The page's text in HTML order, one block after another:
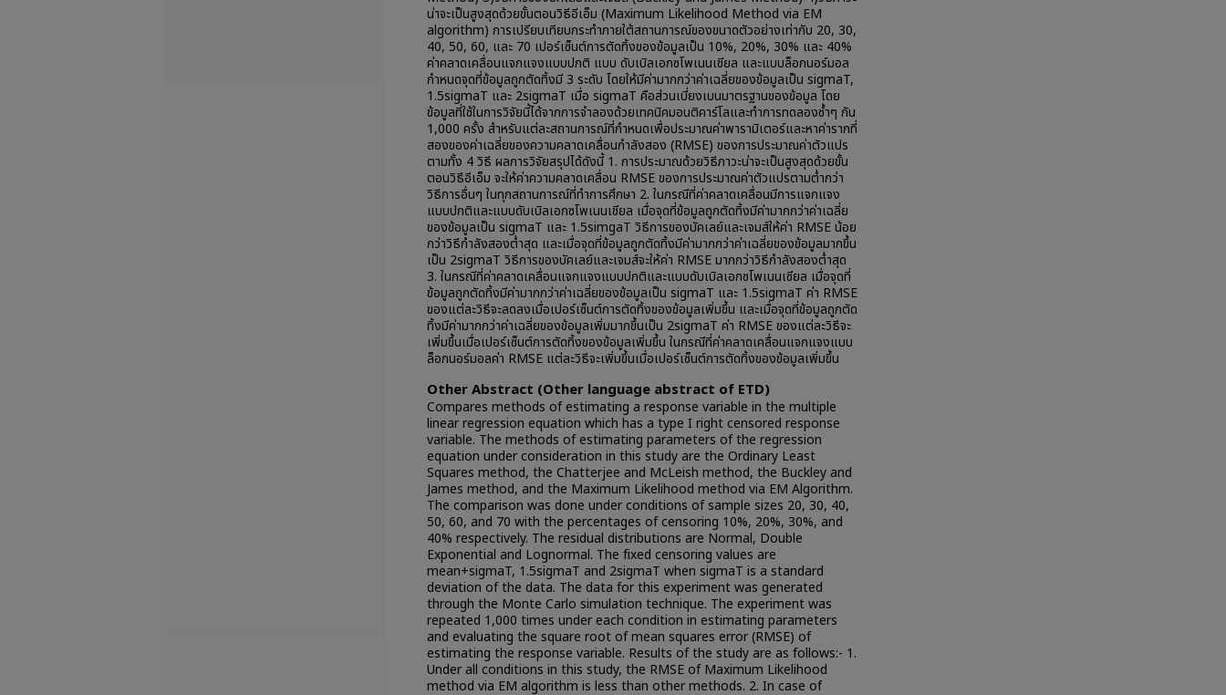
น่าจะเป็นสูงสุดด้วยขั้นตอนวิธีอีเอ็ม (Maximum Likelihood Method via EM
algorithm) การเปรียบเทียบกระทำภายใต้สถานการณ์ของขนาดตัวอย่างเท่ากับ 20, 30,
40, 50, 60, และ 70 เปอร์เซ็นต์การตัดทิ้งของข้อมูลเป็น 10%, 20%, 30% และ 40%
ค่าคลาดเคลื่อนแจกแจงแบบปกติ แบบ ดับเบิลเอกซโพเนนเชียล และแบบล็อกนอร์มอล
กำหนดจุดที่ข้อมูลถูกตัดทิ้งมี 3 ระดับ โดยให้มีค่ามากกว่าค่าเฉลี่ยของข้อมูลเป็น sigmaT,
1.5sigmaT และ 2sigmaT เมื่อ sigmaT คือส่วนเบี่ยงเบนมาตรฐานของข้อมูล โดย
ข้อมูลที่ใช้ในการวิจัยนี้ได้จากการจำลองด้วยเทคนิคมอนติคาร์โลและทำการทดลองซ้ำๆ กัน
1,000 ครั้ง สำหรับแต่ละสถานการณ์ที่กำหนดเพื่อประมาณค่าพารามิเตอร์และหาค่ารากที่
สองของค่าเฉลี่ยของความคลาดเคลื่อนกำลังสอง (RMSE) ของการประมาณค่าตัวแปร
ตามทั้ง 4 วิธี ผลการวิจัยสรุปได้ดังนี้ 1. การประมาณด้วยวิธีภาวะน่าจะเป็นสูงสุดด้วยขั้น
ตอนวิธีอีเอ็ม จะให้ค่าความคลาดเคลื่อน RMSE ของการประมาณค่าตัวแปรตามต่ำกว่า
วิธีการอื่นๆ ในทุกสถานการณ์ที่ทำการศึกษา 2. ในกรณีที่ค่าคลาดเคลื่อนมีการแจกแจง
แบบปกติและแบบดับเบิลเอกซโพเนนเชียล เมื่อจุดที่ข้อมูลถูกตัดทิ้งมีค่ามากกว่าค่าเฉลี่ย
ของข้อมูลเป็น sigmaT และ 1.5simgaT วิธีการของบัคเลย์และเจมส์ให้ค่า RMSE น้อย
กว่าวิธีกำลังสองต่ำสุด และเมื่อจุดที่ข้อมูลถูกตัดทิ้งมีค่ามากกว่าค่าเฉลี่ยของข้อมูลมากขึ้น
เป็น 2sigmaT วิธีการของบัคเลย์และเจมส์จะให้ค่า RMSE มากกว่าวิธีกำลังสองต่ำสุด
3. ในกรณีที่ค่าคลาดเคลื่อนแจกแจงแบบปกติและแบบดับเบิลเอกซโพเนนเซียล เมื่อจุดที่
ข้อมูลถูกตัดทิ้งมีค่ามากกว่าค่าเฉลี่ยของข้อมูลเป็น sigmaT และ 1.5sigmaT ค่า RMSE
ของแต่ละวิธีจะลดลงเมื่อเปอร์เซ็นต์การตัดทิ้งของข้อมูลเพิ่มขึ้น และเมื่อจุดที่ข้อมูลถูกตัด
ทิ้งมีค่ามากกว่าค่าเฉลี่ยของข้อมูลเพิ่มมากขึ้นเป็น 2sigmaT ค่า RMSE ของแต่ละวิธีจะ
เพิ่มขึ้นเมื่อเปอร์เซ็นต์การตัดทิ้งของข้อมูลเพิ่มขึ้น ในกรณีที่ค่าคลาดเคลื่อนแจกแจงแบบ
ล็อกนอร์มอลค่า RMSE แต่ละวิธีจะเพิ่มขึ้นเมื่อเปอร์เซ็นต์การตัดทิ้งของข้อมูลเพิ่มขึ้น
Other Abstract (Other language abstract of ETD)
Compares methods of estimating a response variable in the multiple
linear regression equation which has a type I right censored response
variable. The methods of estimating parameters of the regression
equation under consideration in this study are the Ordinary Least
Squares method, the Chatterjee and McLeish method, the Buckley and
James method, and the Maximum Likelihood method via EM Algorithm.
The comparison was done under conditions of sample sizes 20, 30, 40,
50, 60, and 70 with the percentages of censoring 10%, 20%, 30%, and
40% respectively. The residual distributions are Normal, Double
Exponential and Lognormal. The fixed censoring values are
mean+sigmaT, 1.5sigmaT and 2sigmaT when sigmaT is a standard
deviation of the data. The data for this experiment was generated
through the Monte Carlo simulation technique. The experiment was
repeated 1,000 times under each condition in estimating parameters
and evaluating the square root of mean squares error (RMSE) of
estimating the response variable. Results of the study are as follows:- 1.
Under all conditions in this study, the RMSE of Maximum Likelihood
method via EM algorithm is less than other methods. 2. In case of